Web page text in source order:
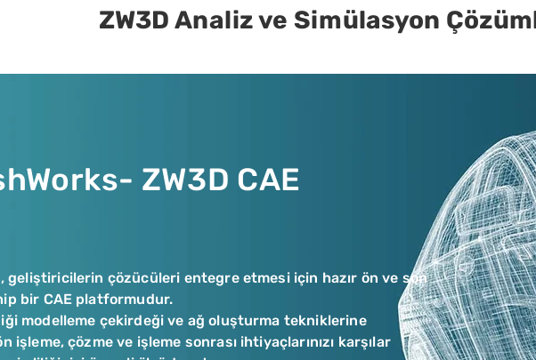
ZW3D Analiz ve Simülasyon
ZW3D CAE
geliştiricilerin çözücüleri entegre etmesi için hazır ön ve son
bir CAE platformudur.
modelleme çekirdeği ve ağ oluşturma tekniklerine
işleme, çözme ve işleme sonrası ihtiyaçlarınızı karşılar